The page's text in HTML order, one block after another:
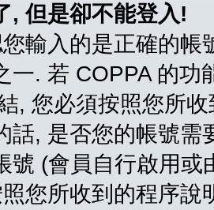
, 但是卻不能登入!
輸入的是正確的
一. 若 COPPA 的
, 您必須按照您所
話, 是否您的帳號
號 (會員自行啟用
您所收到的程序